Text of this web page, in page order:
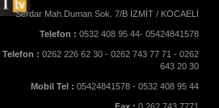
Serdar Mah.Duman Sok. 7/B İZMİT / KOCAELİ
Telefon : 0532 408 95 44- 05424841578
Telefon : 0262 226 62 30 - 0262 743 77 71 - 0262
643 20 30
Mobil Tel : 05424841578 - 0532 408 95 44